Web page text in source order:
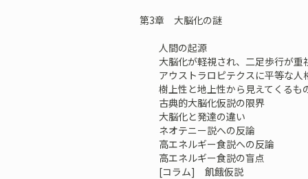
第3章 大脳化の謎
人間の起源
大脳化が軽視され、二足歩行が重
アウストラロピテクスに平等な人
樹上性と地上性から見えてくるも
古典的大脳化仮説の限界
大脳化と発達の違い
ネオテニー説への反論
高エネルギー食説への反論
高エネルギー食説の盲点
[コラム] 飢餓仮説